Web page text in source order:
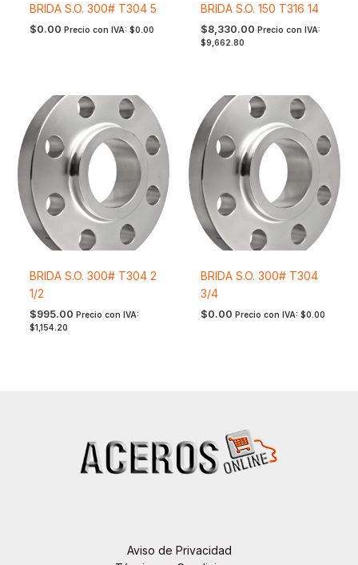
BRIDA S.O. 300# T304 5
$0.00 Precio con IVA: $0.00
BRIDA S.O. 150 T316 14
$8,330.00 Precio con IVA:
$9,662.80
BRIDA S.O. 300# T304 2
1/2
$995.00 Precio con IVA:
$1,154.20
BRIDA S.O. 300# T304
3/4
$0.00 Precio con IVA: $0.00
Aviso de Privacidad